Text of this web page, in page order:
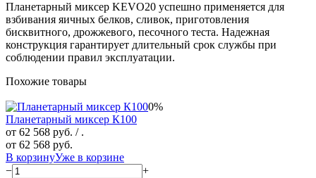
Планетарный миксер KEVO20 успешно применяется для
взбивания яичных белков, сливок, приготовления
бисквитного, дрожжевого, песочного теста. Надежная
конструкция гарантирует длительный срок службы при
соблюдении правил эксплуатации.
Похожие товары
0%
Планетарный миксер К100
от 62 568 руб. / .
от 62 568 руб.
В корзинуУже в корзине
−
+